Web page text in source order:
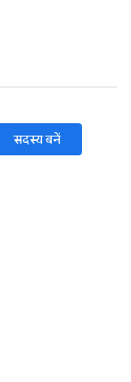
सदस्य बनें